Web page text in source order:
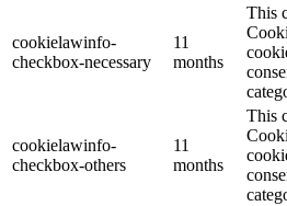
cookielawinfo-
checkbox-necessary
11
months
This
cookielawinfo-
checkbox-others
11
months
This